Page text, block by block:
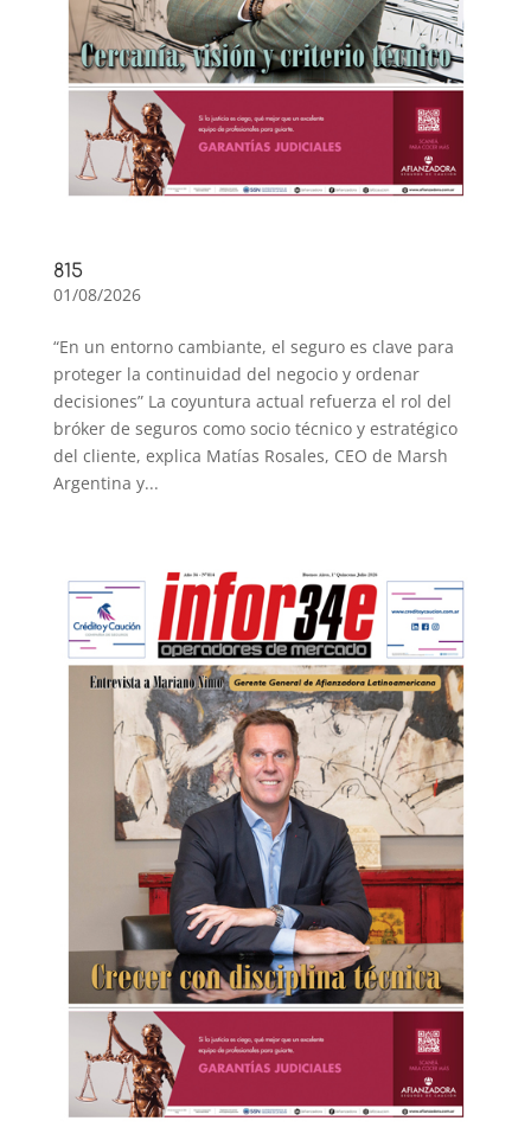
815
01/08/2026
“En un entorno cambiante, el seguro es clave para
proteger la continuidad del negocio y ordenar
decisiones” La coyuntura actual refuerza el rol del
bróker de seguros como socio técnico y estratégico
del cliente, explica Matías Rosales, CEO de Marsh
Argentina y...